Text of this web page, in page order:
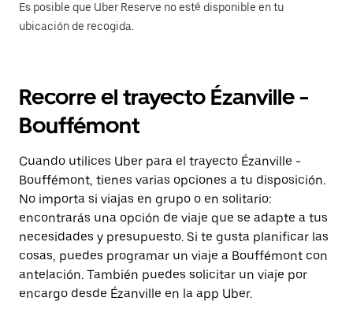
Es posible que Uber Reserve no esté disponible en tu
ubicación de recogida.
Recorre el trayecto Ézanville -
Bouffémont
Cuando utilices Uber para el trayecto Ézanville -
Bouffémont, tienes varias opciones a tu disposición.
No importa si viajas en grupo o en solitario:
encontrarás una opción de viaje que se adapte a tus
necesidades y presupuesto. Si te gusta planificar las
cosas, puedes programar un viaje a Bouffémont con
antelación. También puedes solicitar un viaje por
encargo desde Ézanville en la app Uber.